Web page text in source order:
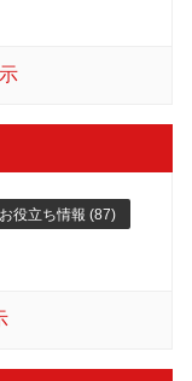
お役立ち情報 (87)